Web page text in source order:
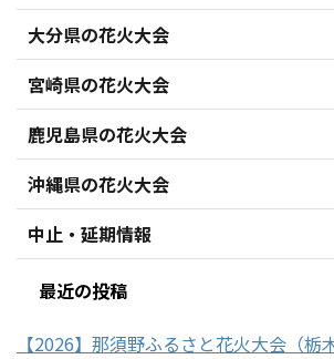
大分県の花火大会
宮崎県の花火大会
鹿児島県の花火大会
沖縄県の花火大会
中止・延期情報
最近の投稿
【2026】那須野ふるさと花火大会（栃